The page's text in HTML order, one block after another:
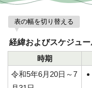
表の幅を切り替える
経緯およびスケジュー
時期
令和5年6月20日～7